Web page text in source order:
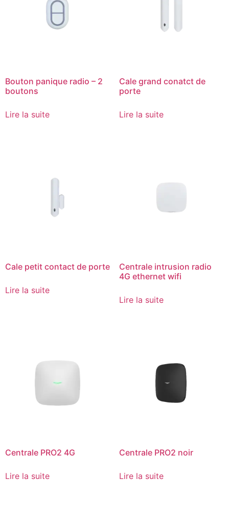
Bouton panique radio – 2
boutons
Lire la suite
Cale grand conatct de
porte
Lire la suite
Cale petit contact de porte
Lire la suite
Centrale intrusion radio
4G ethernet wifi
Lire la suite
Centrale PRO2 4G
Lire la suite
Centrale PRO2 noir
Lire la suite